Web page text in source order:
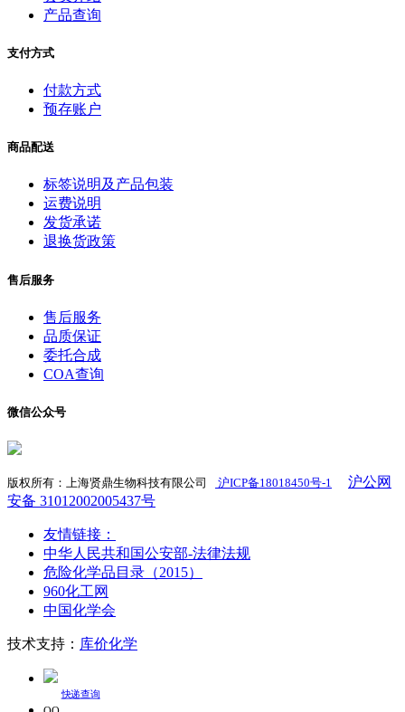
产品查询
支付方式
付款方式
预存账户
商品配送
标签说明及产品包装
运费说明
发货承诺
退换货政策
售后服务
售后服务
品质保证
委托合成
COA查询
微信公众号
版权所有：上海贤鼎生物科技有限公司 沪ICP备18018450号-1
沪公网
安备 31012002005437号
友情链接：
中华人民共和国公安部-法律法规
危险化学品目录（2015）
960化工网
中国化学会
技术支持： 库价化学
快递查询